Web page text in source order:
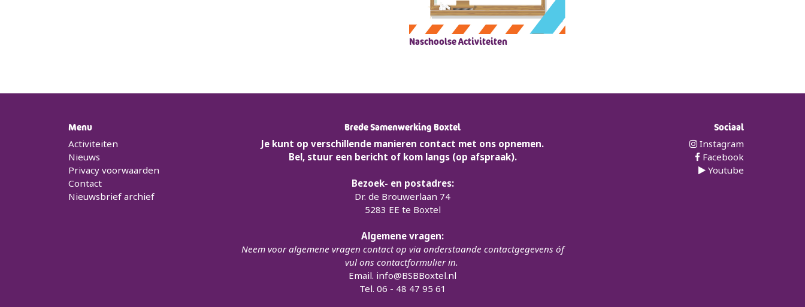
Naschoolse Activiteiten
Menu
Activiteiten
Nieuws
Privacy voorwaarden
Contact
Nieuwsbrief archief
Brede Samenwerking Boxtel
Je kunt op verschillende manieren contact met ons opnemen.
Bel, stuur een bericht of kom langs (op afspraak).
Bezoek- en postadres:
Dr. de Brouwerlaan 74
5283 EE te Boxtel
Algemene vragen:
Neem voor algemene vragen contact op via onderstaande contactgegevens óf
vul ons contactformulier in.
Email. info@BSBBoxtel.nl
Tel. 06 - 48 47 95 61
Sociaal
Instagram
Facebook
Youtube